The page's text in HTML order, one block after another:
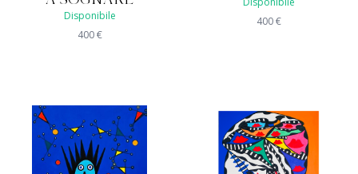
Disponibile
400€
400€